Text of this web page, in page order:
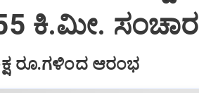
ಕಿ.ಮೀ. ಸಂಚಾರ
ರೂ.ಗಳಿಂದ ಆರಂಭ